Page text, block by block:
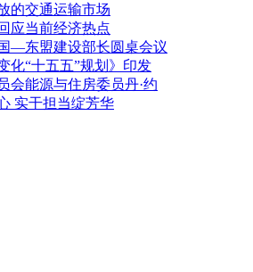
的交通运输市场
应当前经济热点
—东盟建设部长圆桌会议
化“十五五”规划》印发
会能源与住房委员丹·约
实干担当绽芳华